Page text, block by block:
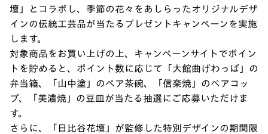
壇」とコラボし、季節の花々をあしらったオリジナルデザ
インの伝統工芸品が当たるプレゼントキャンペーンを実施
します。
対象商品をお買い上げの上、キャンペーンサイトでポイン
トを貯めると、ポイント数に応じて「大館曲げわっぱ」の
弁当箱、「山中塗」のペア茶碗、「信楽焼」のペアコッ
プ、「美濃焼」の豆皿が当たる抽選にご応募いただけま
す。
さらに、「日比谷花壇」が監修した特別デザインの期間限